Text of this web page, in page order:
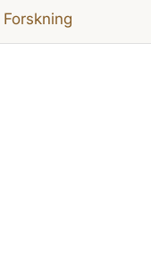
Forskning